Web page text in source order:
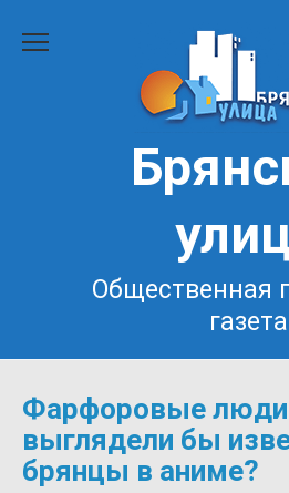
Общественная
газета
Фарфоровые
выглядели бы
брянцы в аниме?